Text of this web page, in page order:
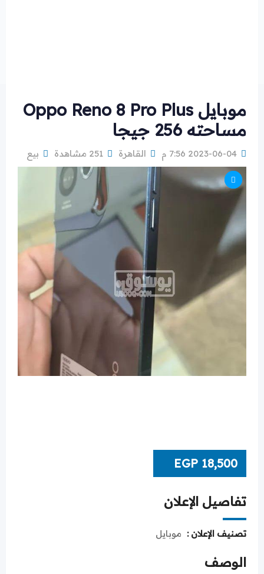
موبايل Oppo Reno 8 Pro Plus
مساحته 256 جيجا
2023-06-04 7:56 م القاهرة 251 مشاهدة بيع
EGP 18,500
تفاصيل الإعلان
تصنيف الإعلان : موبايل
الوصف